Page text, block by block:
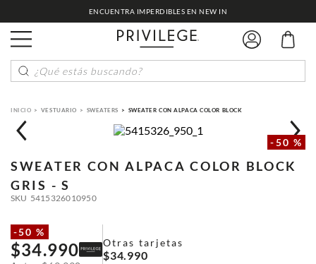
ENCUENTRA IMPERDIBLES EN NEW IN
¿Qué estás buscando?
VESTUARIO SWEATERS SWEATER CON ALPACA COLOR BLOCK
-50 %
SWEATER CON ALPACA COLOR BLOCK
GRIS - S
SKU 5415326010950
-50 %
$34.990 Otras tarjetas
$34.990